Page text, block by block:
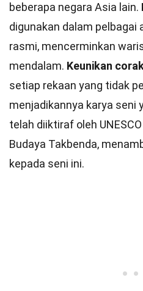
beberapa negara Asia lain.
digunakan dalam pelbagai
rasmi, mencerminkan
mendalam. Keunikan
setiap rekaan yang tidak
menjadikannya karya seni
telah diiktiraf oleh
Budaya Takbenda,
kepada seni ini.